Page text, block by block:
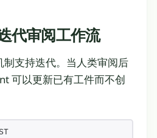
代审阅工作流
支持迭代。当人类审阅后
可以更新已有工件而不创